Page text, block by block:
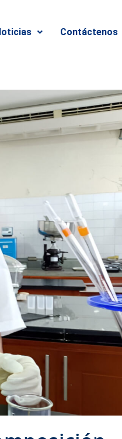
Contáctenos